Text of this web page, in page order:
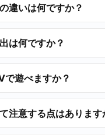
違いは何ですか？
は何ですか？
遊べますか？
注意する点はあります